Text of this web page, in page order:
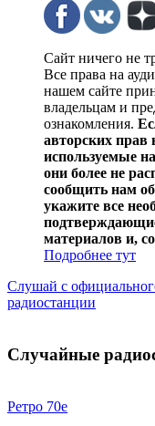
Сайт ничего не
Все права на
нашем сайте
владельцам и
ознакомления.
авторских прав
используемые
они более не
сообщить нам
укажите все
материалов и,
Подробнее тут
Слушай с
радиостанции
Случайные
Ретро 70e